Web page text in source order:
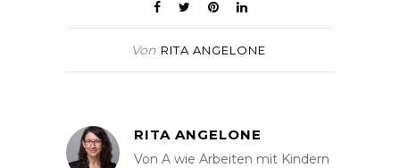
Von RITA ANGELONE
RITA ANGELONE
Von A wie Arbeiten mit Kindern